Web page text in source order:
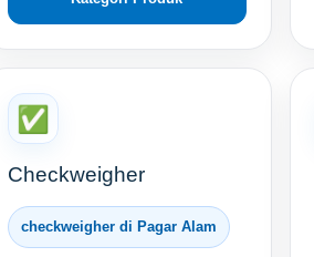
✅
Checkweigher
checkweigher di Pagar Alam